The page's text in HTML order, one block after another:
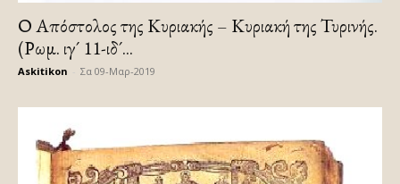
Ο Απόστολος της Κυριακής – Κυριακή της Τυρινής.
(Ρωμ. ιγ´ 11-ιδ´...
Askitikon Σα 09-Μαρ-2019